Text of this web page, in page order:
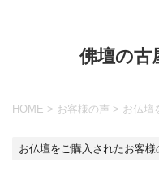
佛壇の古
HOME > お客様の声 > お仏壇
お仏壇をご購入されたお客様